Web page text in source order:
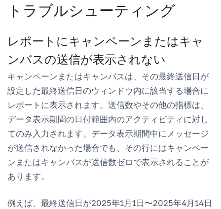
トラブルシューティング
レポートにキャンペーンまたはキャ
ンバスの送信が表示されない
キャンペーンまたはキャンバスは、その最終送信日が
設定した最終送信日のウィンドウ内に該当する場合に
レポートに表示されます。 送信数やその他の指標は、
データ表示期間の日付範囲内のアクティビティに対し
てのみ入力されます。 データ表示期間中にメッセージ
が送信されなかった場合でも、その行にはキャンペー
ンまたはキャンバスが送信数ゼロで表示されることが
あります。
例えば、 最終送信日が2025年1月1日〜2025年4月14日